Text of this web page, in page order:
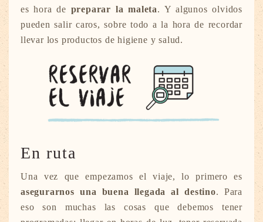
es hora de preparar la maleta. Y algunos olvidos
pueden salir caros, sobre todo a la hora de recordar
llevar los productos de higiene y salud.
En ruta
Una vez que empezamos el viaje, lo primero es
asegurarnos una buena llegada al destino. Para
eso son muchas las cosas que debemos tener